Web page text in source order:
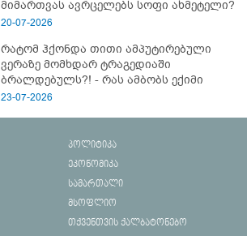
მიმართვას ავრცელებს სოფი ახმეტელი?
20-07-2026
რატომ ჰქონდა თითი ამპუტირებული
ვერაზე მომხდარ ტრაგედიაში
ბრალდებულს?! - რას ამბობს ექიმი
23-07-2026
პოლიტიკა
ეკონომიკა
სამართალი
მსოფლიო
თქვენთვის ქალბატონებო